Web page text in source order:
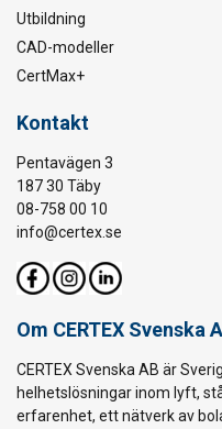
Utbildning
CAD-modeller
CertMax+
Kontakt
Pentavägen 3
187 30 Täby
08-758 00 10
info@certex.se
Om CERTEX Svenska
CERTEX Svenska AB är
helhetslösningar inom lyft,
erfarenhet, ett nätverk av